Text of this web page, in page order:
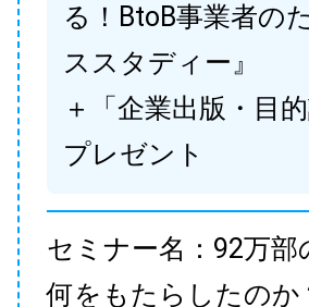
る！BtoB事業者の
ススタディー』
＋「企業出版・目
プレゼント
セミナー名：92万
何をもたらしたのか